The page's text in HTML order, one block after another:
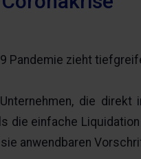
Pandemie zieht
die
die einfache
anwendbaren